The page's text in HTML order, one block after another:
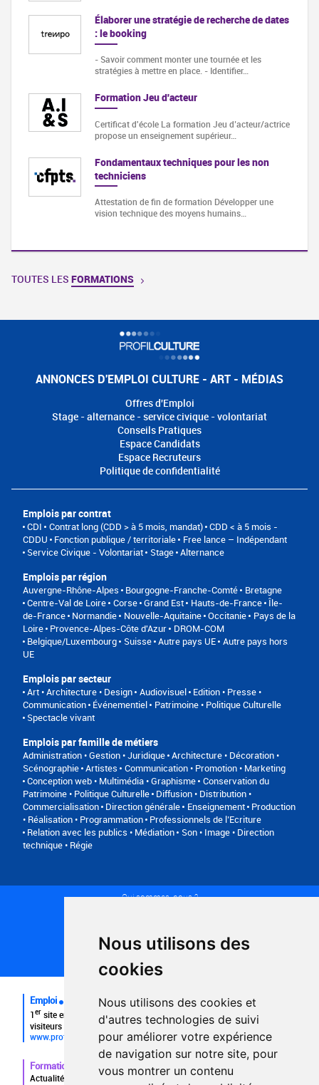
Nous utilisons des
cookies
Nous utilisons des cookies et
d'autres technologies de suivi
pour améliorer votre expérience
de navigation sur notre site, pour
vous montrer un contenu
Élaborer une stratégie de recherche de dates
: le booking
- Savoir comment monter une tournée et les
stratégies à mettre en place. - Identifier…
Formation Jeu d'acteur
Certificat d'école La formation Jeu d’acteur/actrice
propose un enseignement supérieur…
Fondamentaux techniques pour les non
techniciens
Attestation de fin de formation Développer une
vision technique des moyens humains…
TOUTES LES FORMATIONS
ANNONCES D'EMPLOI CULTURE - ART - MÉDIAS
Offres d'Emploi
Stage - alternance - service civique - volontariat
Conseils Pratiques
Espace Candidats
Espace Recruteurs
Politique de confidentialité
Emplois par contrat
CDI Contrat long (CDD > à 5 mois, mandat) CDD < à 5 mois -
CDDU
Fonction publique / territoriale
Free lance – Indépendant
Service Civique - Volontariat
Stage Alternance
Emplois par région
Auvergne-Rhône-Alpes Bourgogne-Franche-Comté
Bretagne
Centre-Val de Loire Corse Grand Est Hauts-de-France Île-
de-France Normandie Nouvelle-Aquitaine Occitanie
Pays de la
Loire Provence-Alpes-Côte d'Azur
DROM-COM
Belgique/Luxembourg
Suisse Autre pays UE Autre pays hors
UE
Emplois par secteur
Art • Architecture • Design Audiovisuel Edition • Presse •
Communication Événementiel
Patrimoine • Politique Culturelle
Spectacle vivant
Emplois par famille de métiers
Administration • Gestion • Juridique Architecture • Décoration •
Scénographie Artistes
Communication • Promotion • Marketing
Conception web • Multimédia • Graphisme Conservation du
Patrimoine • Politique Culturelle Diffusion • Distribution •
Commercialisation Direction générale Enseignement Production
• Réalisation • Programmation Professionnels de l’Ecriture
Relation avec les publics • Médiation
Son • Image • Direction
technique • Régie
Qui sommes-nous ?
Plan du site
FAQ recruteurs
FAQ
Emploi
1er site emploi du secteur culturel 784.000 visites et 230.000
visiteurs uniques par mois.
www.profilculture.com
Formation
Actualités, guide et annuaire des formations aux métiers de la